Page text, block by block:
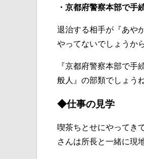
・京都府警察本部で手
退治する相手が『あや
やってないでしょうか
『京都府警察本部で
般人』の部類でしょうね
◆仕事の見学
喫茶ちとせにやってき
さんは所長と一緒に現